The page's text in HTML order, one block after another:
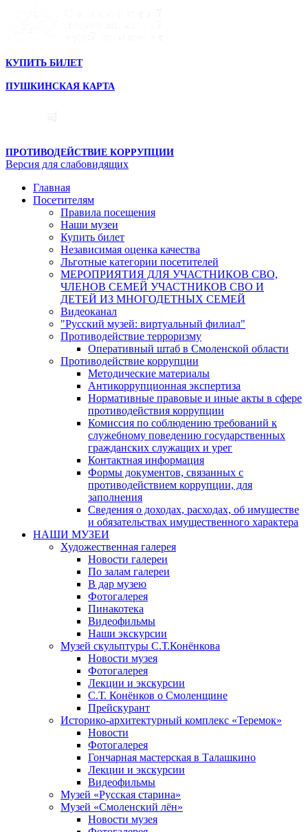
КУПИТЬ БИЛЕТ
ПУШКИНСКАЯ КАРТА
ПРОТИВОДЕЙСТВИЕ КОРРУПЦИИ
Версия для слабовидящих
Главная
Посетителям
Правила посещения
Наши музеи
Купить билет
Независимая оценка качества
Льготные категории посетителей
МЕРОПРИЯТИЯ ДЛЯ УЧАСТНИКОВ СВО,
ЧЛЕНОВ СЕМЕЙ УЧАСТНИКОВ СВО И
ДЕТЕЙ ИЗ МНОГОДЕТНЫХ СЕМЕЙ
Видеоканал
"Русский музей: виртуальный филиал"
Противодействие терроризму
Оперативный штаб в Смоленской области
Противодействие коррупции
Методические материалы
Антикоррупционная экспертиза
Нормативные правовые и иные акты в сфере
противодействия коррупции
Комиссия по соблюдению требований к
служебному поведению государственных
гражданских служащих и урег
Контактная информация
Формы документов, связанных с
противодействием коррупции, для
заполнения
Сведения о доходах, расходах, об имуществе
и обязательствах имущественного характера
НАШИ МУЗЕИ
Художественная галерея
Новости галереи
По залам галереи
В дар музею
Фотогалерея
Пинакотека
Видеофильмы
Наши экскурсии
Музей скульптуры С.Т.Конёнкова
Новости музея
Фотогалерея
Лекции и экскурсии
С.Т. Конёнков о Смоленщине
Прейскурант
Историко-архитектурный комплекс «Теремок»
Новости
Фотогалерея
Гончарная мастерская в Талашкино
Лекции и экскурсии
Видеофильмы
Музей «Русская старина»
Музей «Смоленский лён»
Новости музея